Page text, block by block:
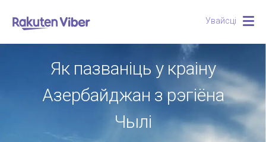
Увайсці
Як пазваніць у краіну
Азербайджан з рэгіёна
Чылі